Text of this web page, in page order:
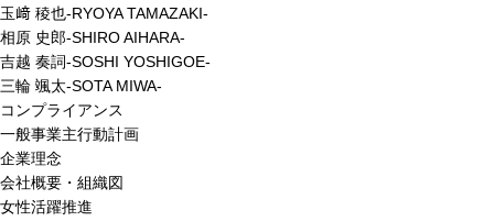
玉﨑 稜也-RYOYA TAMAZAKI-
相原 史郎-SHIRO AIHARA-
吉越 奏詞-SOSHI YOSHIGOE-
三輪 颯太-SOTA MIWA-
コンプライアンス
一般事業主行動計画
企業理念
会社概要・組織図
女性活躍推進